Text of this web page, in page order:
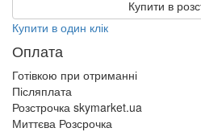
Купити в
Купити в один клік
Оплата
Готівкою при отриманні
Післяплата
Розстрочка skymarket.ua
Миттєва Розсрочка